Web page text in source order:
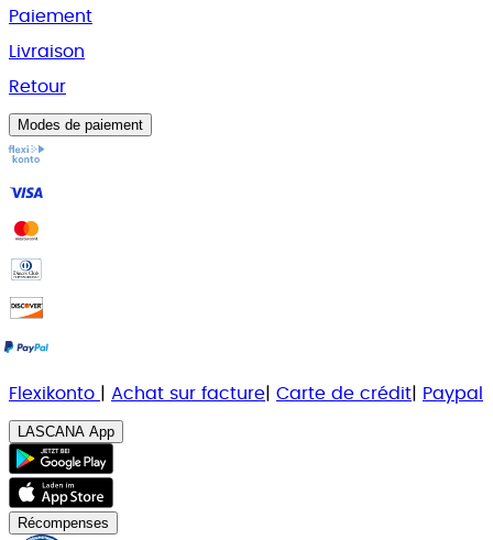
Paiement
Livraison
Retour
Modes de paiement
Flexikonto Achat sur facture Carte de crédit Paypal
LASCANA App
Récompenses